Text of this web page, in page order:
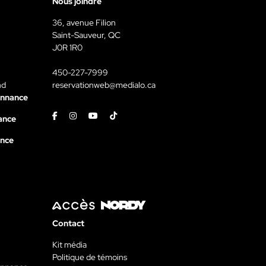
36, avenue Filion
Saint-Sauveur, QC
J0R 1R0
450-227-7999
reservationweb@medialo.ca
FacebookInstagramYoutubeTiktok
Contact
Kit média
Politique de témoins